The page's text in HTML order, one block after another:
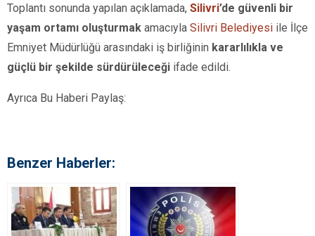
Toplantı sonunda yapılan açıklamada, Silivri’de güvenli bir
yaşam ortamı oluşturmak amacıyla Silivri Belediyesi ile İlçe
Emniyet Müdürlüğü arasındaki iş birliğinin kararlılıkla ve
güçlü bir şekilde sürdürüleceği ifade edildi.
Ayrıca Bu Haberi Paylaş:
Benzer Haberler: